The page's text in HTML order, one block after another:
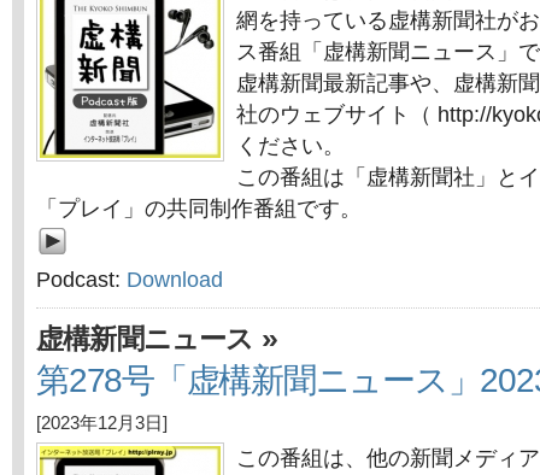
網を持っている虚構新聞社が
ス番組「虚構新聞ニュース」
虚構新聞最新記事や、虚構新
社のウェブサイト（ http://
ください。
この番組は「虚構新聞社」と
「プレイ」の共同制作番組です。
Podcast: Download
虚構新聞ニュース »
第278号「虚構新聞ニュース」
[2023年12月3日]
この番組は、他の新聞メディ